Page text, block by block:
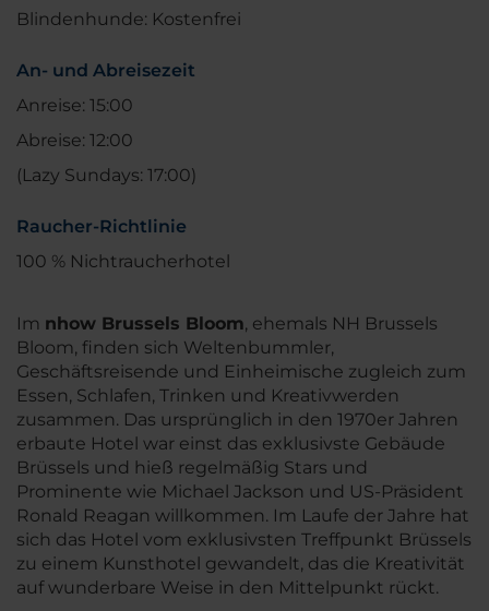
Blindenhunde: Kostenfrei
An- und Abreisezeit
Anreise: 15:00
Abreise: 12:00
(Lazy Sundays: 17:00)
Raucher-Richtlinie
100 % Nichtraucherhotel
Im nhow Brussels Bloom, ehemals NH Brussels
Bloom, finden sich Weltenbummler,
Geschäftsreisende und Einheimische zugleich zum
Essen, Schlafen, Trinken und Kreativwerden
zusammen. Das ursprünglich in den 1970er Jahren
erbaute Hotel war einst das exklusivste Gebäude
Brüssels und hieß regelmäßig Stars und
Prominente wie Michael Jackson und US-Präsident
Ronald Reagan willkommen. Im Laufe der Jahre hat
sich das Hotel vom exklusivsten Treffpunkt Brüssels
zu einem Kunsthotel gewandelt, das die Kreativität
auf wunderbare Weise in den Mittelpunkt rückt.